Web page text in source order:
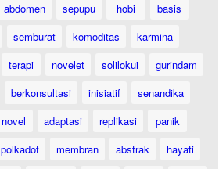
abdomen sepupu hobi
basis
semburat komoditas
karmina
terapi novelet solilokui
gurindam
berkonsultasi inisiatif
senandika
novel adaptasi replikasi
panik
polkadot membran abstrak
hayati